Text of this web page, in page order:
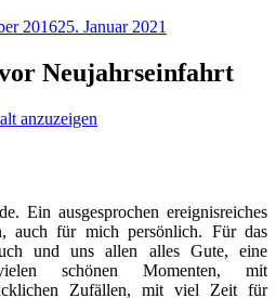
201625. Januar 2021
Neujahrseinfahrt
anzuzeigen
Ein ausgesprochen ereignisreiches
auch für mich persönlich. Für das
und uns allen alles Gute, eine
schönen Momenten, mit
Zufällen, mit viel Zeit für